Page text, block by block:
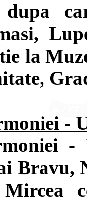
la
-
-
Bravu,
Mircea